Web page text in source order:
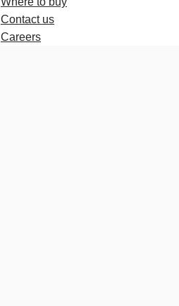
Contact us
Careers